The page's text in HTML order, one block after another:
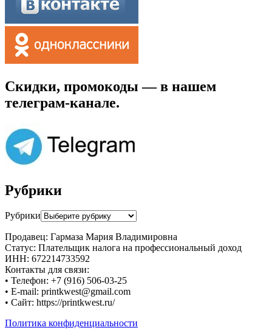
Скидки, промокоды — в нашем
телеграм-канале.
Рубрики
Рубрики
Продавец: Гармаза Мария Владимировна
Статус: Плательщик налога на профессиональный доход
ИНН: 672214733592
Контакты для связи:
• Телефон: +7 (916) 506-03-25
• E-mail: printkwest@gmail.com
• Сайт: https://printkwest.ru/
Политика конфиденциальности